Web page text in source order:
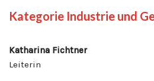
Kategorie Industrie und
Katharina Fichtner
Leiterin